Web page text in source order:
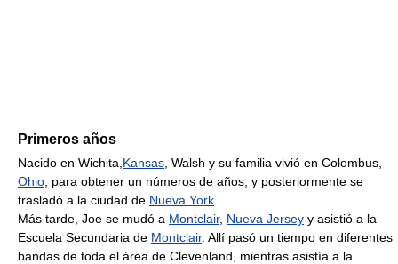
Primeros años
Nacido en Wichita, Kansas , Walsh y su familia vivió en Colombus,
Ohio , para obtener un números de años, y posteriormente se
trasladó a la ciudad de Nueva York
Más tarde, Joe se mudó a Montclair, Nueva Jersey y asistió a la
Escuela Secundaria de Montclair. Allí pasó un tiempo en diferentes
bandas de toda el área de Clevenland, mientras asistía a la